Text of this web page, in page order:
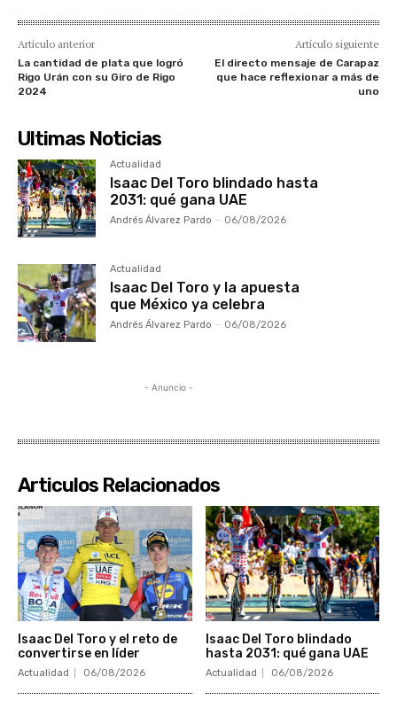
Artículo anterior
La cantidad de plata que logró
Rigo Urán con su Giro de Rigo
2024
Artículo siguiente
El directo mensaje de Carapaz
que hace reflexionar a más de
uno
Ultimas Noticias
Actualidad
Isaac Del Toro blindado hasta
2031: qué gana UAE
Andrés Álvarez Pardo - 06/08/2026
Actualidad
Isaac Del Toro y la apuesta
que México ya celebra
Andrés Álvarez Pardo - 06/08/2026
- Anuncio -
Articulos Relacionados
Isaac Del Toro y el reto de
convertirse en líder
Actualidad 06/08/2026
Isaac Del Toro blindado
hasta 2031: qué gana UAE
Actualidad 06/08/2026